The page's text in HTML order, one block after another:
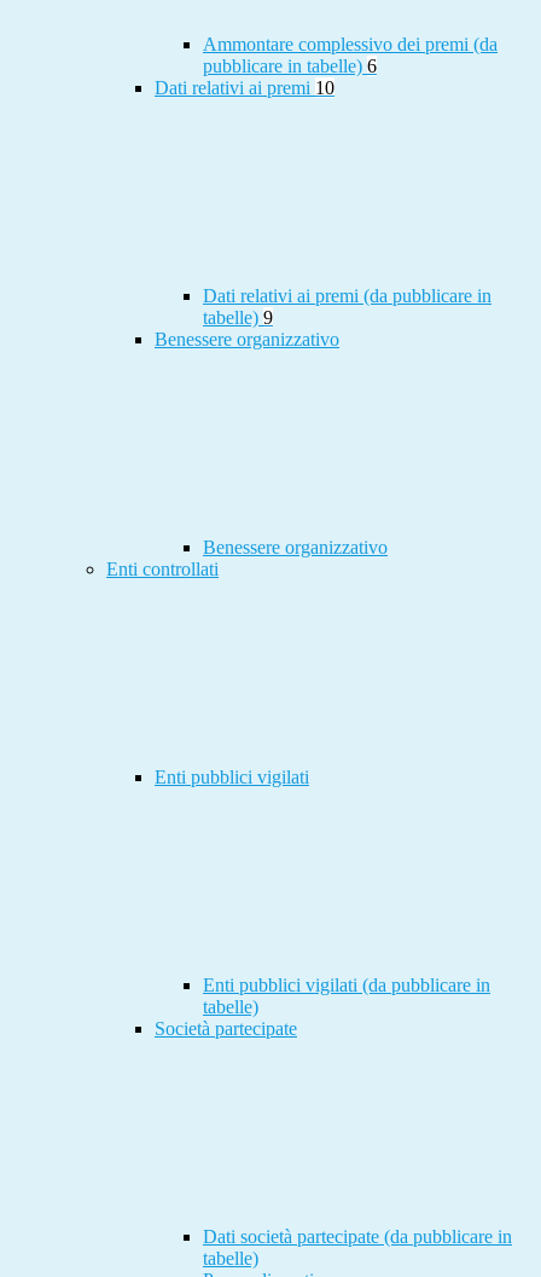
Ammontare complessivo dei premi (da
pubblicare in tabelle) 6
Dati relativi ai premi 10
Dati relativi ai premi (da pubblicare in
tabelle) 9
Benessere organizzativo
Benessere organizzativo
Enti controllati
Enti pubblici vigilati
Enti pubblici vigilati (da pubblicare in
tabelle)
Società partecipate
Dati società partecipate (da pubblicare in
tabelle)